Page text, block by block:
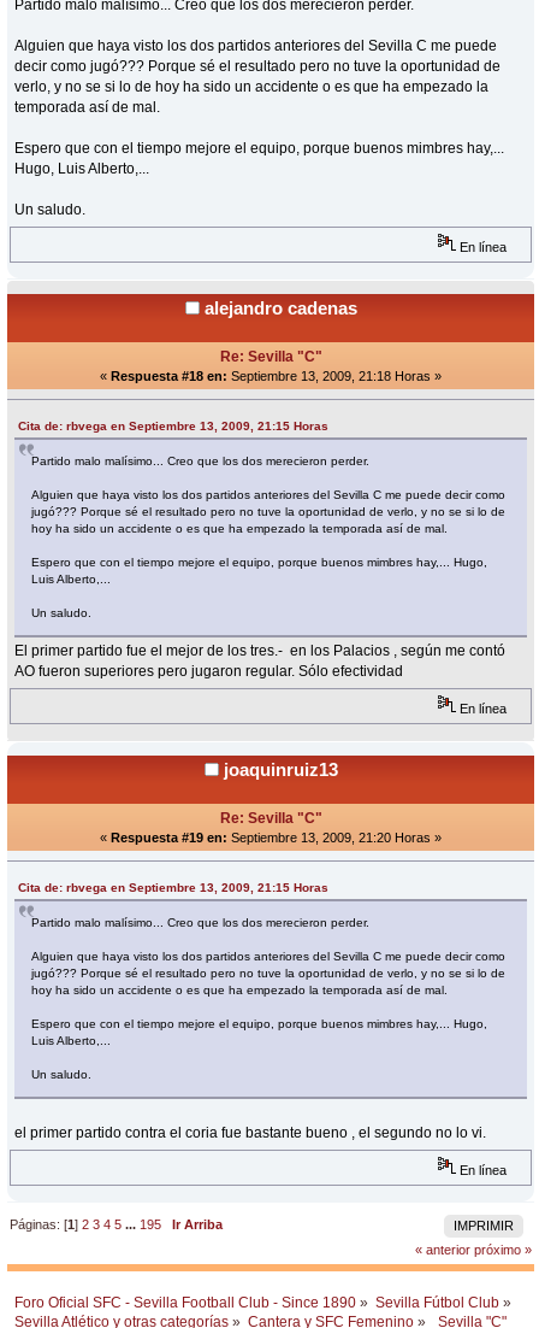
Partido malo malísimo... Creo que los dos merecieron perder.
Alguien que haya visto los dos partidos anteriores del Sevilla C me puede
decir como jugó??? Porque sé el resultado pero no tuve la oportunidad de
verlo, y no se si lo de hoy ha sido un accidente o es que ha empezado la
temporada así de mal.
Espero que con el tiempo mejore el equipo, porque buenos mimbres hay,...
Hugo, Luis Alberto,...
Un saludo.
En línea
alejandro cadenas
Re: Sevilla "C"
« Respuesta #18 en: Septiembre 13, 2009, 21:18 Horas »
Cita de: rbvega en Septiembre 13, 2009, 21:15 Horas
Partido malo malísimo... Creo que los dos merecieron perder.
Alguien que haya visto los dos partidos anteriores del Sevilla C me puede decir como
jugó??? Porque sé el resultado pero no tuve la oportunidad de verlo, y no se si lo de
hoy ha sido un accidente o es que ha empezado la temporada así de mal.
Espero que con el tiempo mejore el equipo, porque buenos mimbres hay,... Hugo,
Luis Alberto,...
Un saludo.
El primer partido fue el mejor de los tres.- en los Palacios , según me contó
AO fueron superiores pero jugaron regular. Sólo efectividad
En línea
joaquinruiz13
Re: Sevilla "C"
« Respuesta #19 en: Septiembre 13, 2009, 21:20 Horas »
Cita de: rbvega en Septiembre 13, 2009, 21:15 Horas
Partido malo malísimo... Creo que los dos merecieron perder.
Alguien que haya visto los dos partidos anteriores del Sevilla C me puede decir como
jugó??? Porque sé el resultado pero no tuve la oportunidad de verlo, y no se si lo de
hoy ha sido un accidente o es que ha empezado la temporada así de mal.
Espero que con el tiempo mejore el equipo, porque buenos mimbres hay,... Hugo,
Luis Alberto,...
Un saludo.
el primer partido contra el coria fue bastante bueno , el segundo no lo vi.
En línea
IMPRIMIR
Páginas: [1]2 3 4 5 ... 195
Ir Arriba
« anterior próximo »
Foro Oficial SFC - Sevilla Football Club - Since 1890 » Sevilla Fútbol Club »
Sevilla Atlético y otras categorías » Cantera y SFC Femenino » Sevilla "C"